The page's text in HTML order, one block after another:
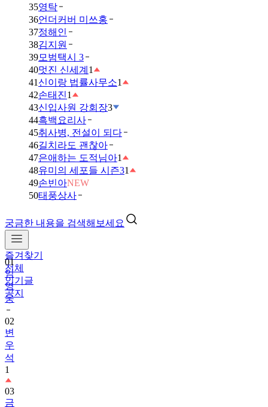
35영탁
36언더커버 미쓰홍
37정해인
38김지원
39모범택시 3
40멋진 신세계 1
41 신이랑 법률사무소1
42손태진1
43신입사원 강회장3
44흑백요리사
45취사병, 전설이 되다
46길치라도 괜찮아
47은애하는 도적님아1
48유미의 세포들 시즌31
49손빈아NEW
50태풍상사
궁금한 내용을 검색해보세요
즐겨찾기
전체
인기글
공지
01
임
영
웅
02
변
우
석
1
03
금